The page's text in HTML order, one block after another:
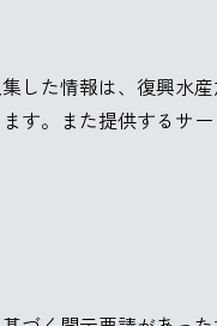
した情報は、復興
す。また提供するサ